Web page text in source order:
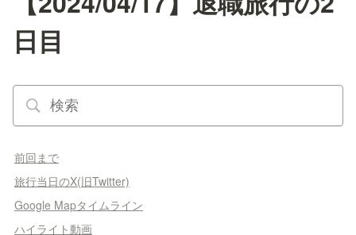
日目
前回まで
旅行当日のX(旧Twitter)
Google Mapタイムライン
ハイライト動画